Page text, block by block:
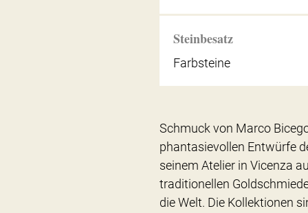
Steinbesatz
Farbsteine
Schmuck von Marco
phantasievollen Entwürfe
seinem Atelier in Vicenza
traditionellen
die Welt. Die Kollektionen